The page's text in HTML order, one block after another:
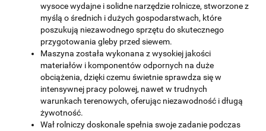
wysoce wydajne i solidne narzędzie rolnicze, stworzone z
myślą o średnich i dużych gospodarstwach, które
poszukują niezawodnego sprzętu do skutecznego
przygotowania gleby przed siewem.
Maszyna została wykonana z wysokiej jakości
materiałów i komponentów odpornych na duże
obciążenia, dzięki czemu świetnie sprawdza się w
intensywnej pracy polowej, nawet w trudnych
warunkach terenowych, oferując niezawodność i długą
żywotność.
Wał rolniczy doskonale spełnia swoje zadanie podczas